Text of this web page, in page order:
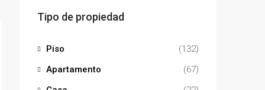
Tipo de propiedad
Piso
(132)
Apartamento
(67)